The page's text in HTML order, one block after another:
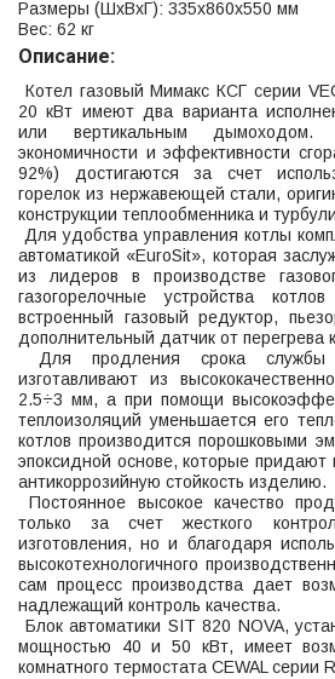
Размеры (ШхВхГ): 335x860x550 мм
Вес: 62 кг
Описание:
Котел газовый Мимакс КСГ серии
20 кВт имеют два варианта
или вертикальным дымоходом.
экономичности и эффективности
92%) достигаются за счет
горелок из нержавеющей стали,
конструкции теплообменника и
Для удобства управления котлы
автоматикой «EuroSit», которая
из лидеров в производстве
газогорелочные устройства
встроенный газовый редуктор,
дополнительный датчик от перегрева
Для продления срока службы
изготавливают из
2.5÷3 мм, а при помощи
теплоизоляций уменьшается его
котлов производится порошковыми
эпоксидной основе, которые придают
антикоррозийную стойкость изделию.
Постоянное высокое качество
только за счет жесткого
изготовления, но и благодаря
высокотехнологичного
сам процесс производства дает
надлежащий контроль качества.
Блок автоматики SIT 820 NOVA,
мощностью 40 и 50 кВт, имеет
комнатного термостата CEWAL серии